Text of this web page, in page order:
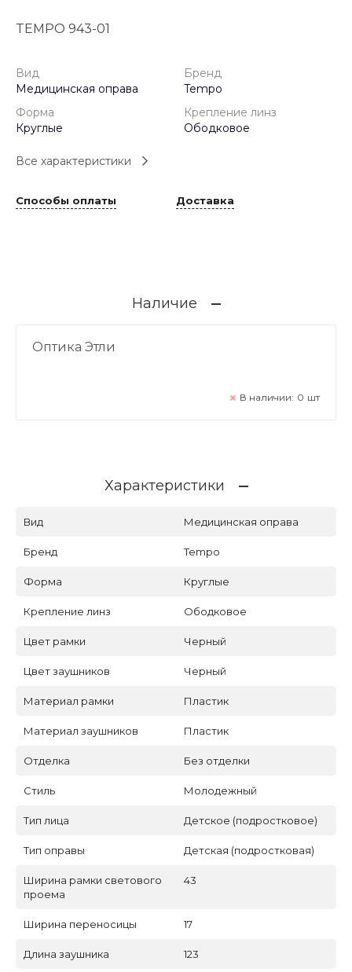
TEMPO 943-01
Вид
Медицинская оправа
Бренд
Tempo
Форма
Круглые
Крепление линз
Ободковое
Все характеристики
Способы оплаты Доставка
Наличие
Оптика Этли
В наличии: 0 шт
Характеристики
Вид Медицинская оправа
Бренд Tempo
Форма Круглые
Крепление линз Ободковое
Цвет рамки Черный
Цвет заушников Черный
Материал рамки Пластик
Материал заушников Пластик
Отделка Без отделки
Стиль Молодежный
Тип лица Детское (подростковое)
Тип оправы Детская (подростковая)
Ширина рамки светового
проема
43
Ширина переносицы 17
Длина заушника 123